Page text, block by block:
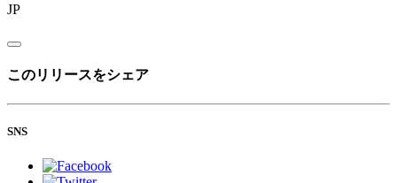
JP
このリリースをシェア
SNS